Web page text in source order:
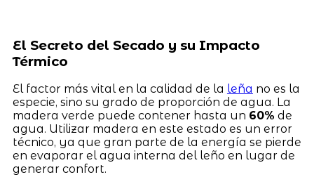
El Secreto del Secado y su Impacto
Térmico
El factor más vital en la calidad de la leña no es la
especie, sino su grado de proporción de agua. La
madera verde puede contener hasta un 60% de
agua. Utilizar madera en este estado es un error
técnico, ya que gran parte de la energía se pierde
en evaporar el agua interna del leño en lugar de
generar confort.